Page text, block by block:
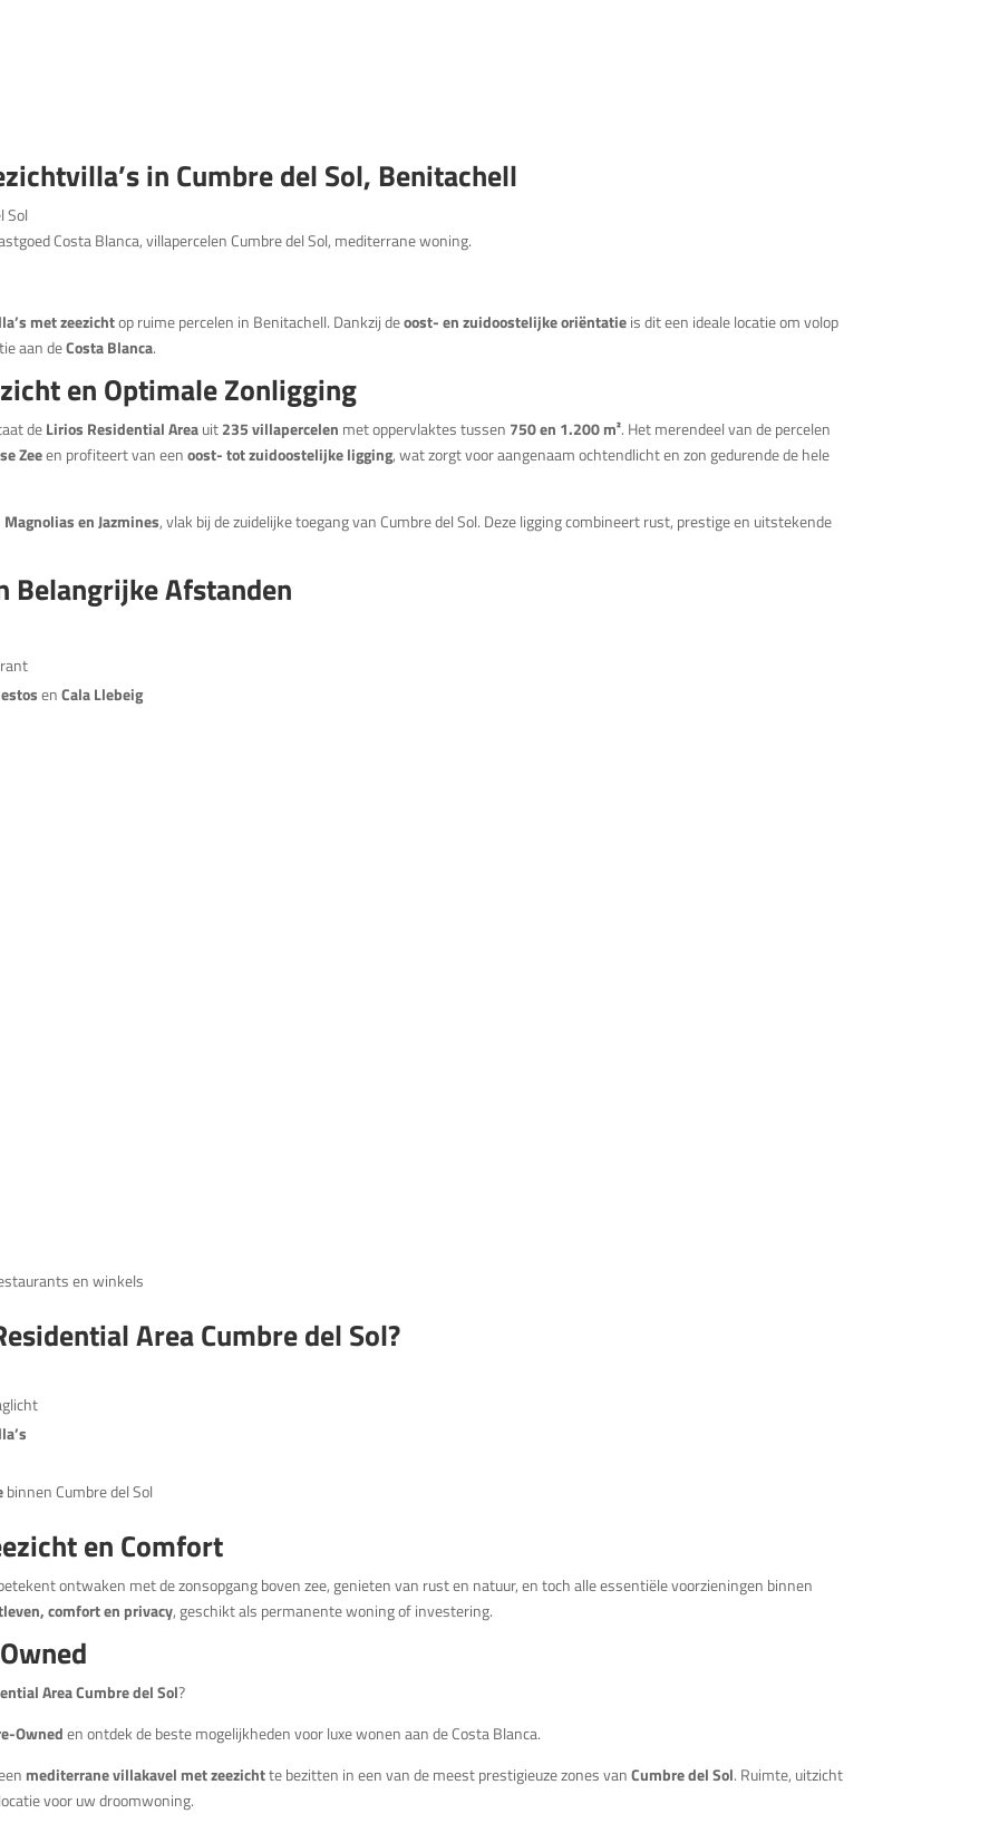
in Cumbre del Sol, Benitachell
Sol
Costa Blanca, villapercelen Cumbre del Sol, mediterrane woning.
met zeezichtop ruime percelen in Benitachell. Dankzij deoost- en zuidoostelijke oriëntatieis dit een ideale locatie om volop
aan deCosta Blanca.
en Optimale Zonligging
deLirios Residential Areauit235 villapercelen met oppervlaktes tussen 750 en 1.200 m². Het merendeel van de percelen
Zeeen profiteert van eenoost- tot zuidoostelijke ligging, wat zorgt voor aangenaam ochtendlicht en zon gedurende de hele
en Jazmines, vlak bij de zuidelijke toegang van Cumbre del Sol. Deze ligging combineert rust, prestige en uitstekende
Belangrijke Afstanden
enCala Llebeig
en winkels
Area Cumbre del Sol?
binnen Cumbre del Sol
en Comfort
ontwaken met de zonsopgang boven zee, genieten van rust en natuur, en toch alle essentiële voorzieningen binnen
comfort en privacy, geschikt als permanente woning of investering.
Area Cumbre del Sol?
Owneden ontdek de beste mogelijkheden voor luxe wonen aan de Costa Blanca.
mediterrane villakavel met zeezichtte bezitten in een van de meest prestigieuze zones vanCumbre del Sol. Ruimte, uitzicht
voor uw droomwoning.